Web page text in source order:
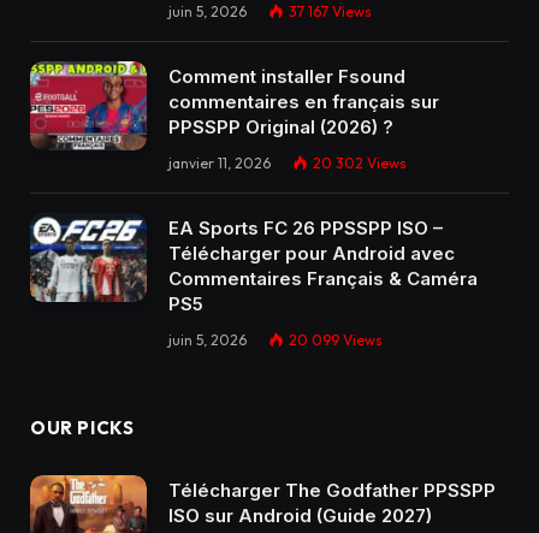
juin 5, 2026 37 167 Views
Comment installer Fsound
commentaires en français sur
PPSSPP Original (2026) ?
janvier 11, 2026 20 302 Views
EA Sports FC 26 PPSSPP ISO –
Télécharger pour Android avec
Commentaires Français & Caméra
PS5
juin 5, 2026 20 099 Views
OUR PICKS
Télécharger The Godfather PPSSPP
ISO sur Android (Guide 2027)